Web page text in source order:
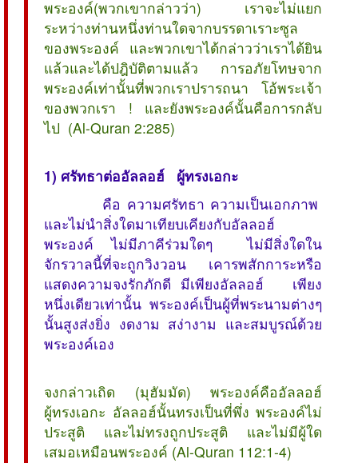
พระองค์(พวกเขากล่าวว่า) เราจะไม่แยก
ระหว่างท่านหนึ่งท่านใดจากบรรดาเราะซูล
ของพระองค์ และพวกเขาได้กล่าวว่าเราได้ยิน
แล้วและได้ปฎิบัติตามแล้ว การอภัยโทษจาก
พระองค์เท่านั้นที่พวกเราปรารถนา โอ้พระเจ้า
ของพวกเรา ! และยังพระองค์นั้นคือการกลับ
ไป (Al-Quran 2:285)
1) ศรัทธาต่ออัลลอฮ์ ผู้ทรงเอกะ
คือ ความศรัทธา ความเป็นเอกภาพ
และไม่นำสิ่งใดมาเทียบเคียงกับอัลลอฮ์
พระองค์ ไม่มีภาคีร่วมใดๆ ไม่มีสิ่งใดใน
จักรวาลนี้ที่จะถูกวิงวอน เคารพสักการะหรือ
แสดงความจงรักภักดี มีเพียงอัลลอฮ์ เพียง
หนึ่งเดียวเท่านั้น พระองค์เป็นผู้ที่พระนามต่างๆ
นั้นสูงส่งยิ่ง งดงาม สง่างาม และสมบูรณ์ด้วย
พระองค์เอง
จงกล่าวเถิด (มุฮัมมัด) พระองค์คืออัลลอฮ์
ผู้ทรงเอกะ อัลลอฮ์นั้นทรงเป็นที่พึ่ง พระองค์ไม่
ประสูติ และไม่ทรงถูกประสูติ และไม่มีผู้ใด
เสมอเหมือนพระองค์ (Al-Quran 112:1-4)